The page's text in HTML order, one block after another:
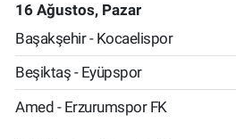
16 Ağustos, Pazar
Başakşehir - Kocaelispor
Beşiktaş - Eyüpspor
Amed - Erzurumspor FK